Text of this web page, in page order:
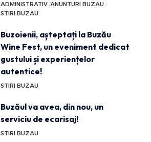
ADMINISTRATIV ANUNTURI BUZAU
STIRI BUZAU
Buzoienii, așteptați la Buzău
Wine Fest, un eveniment dedicat
gustului și experiențelor
autentice!
STIRI BUZAU
Buzăul va avea, din nou, un
serviciu de ecarisaj!
STIRI BUZAU